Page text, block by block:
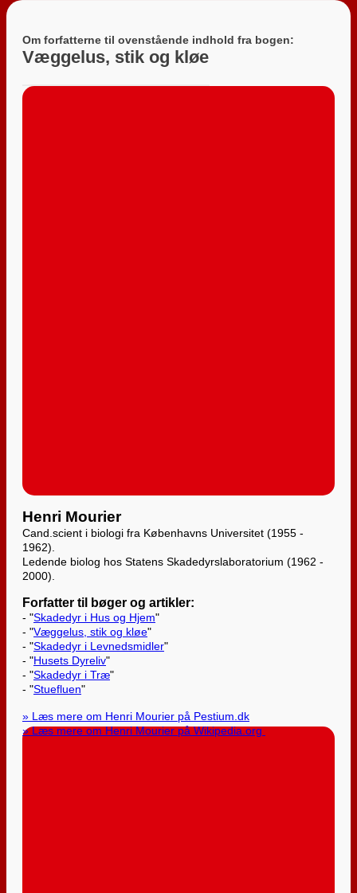
Om forfatterne til ovenstående indhold fra bogen:
Væggelus, stik og kløe
Henri Mourier
Cand.scient i biologi fra Københavns Universitet (1955 -
1962).
Ledende biolog hos Statens Skadedyrslaboratorium (1962 -
2000).
Forfatter til bøger og artikler:
- "Skadedyr i Hus og Hjem"
- "Væggelus, stik og kløe"
- "Skadedyr i Levnedsmidler"
- "Husets Dyreliv"
- "Skadedyr i Træ"
- "Stuefluen"
» Læs mere om Henri Mourier på Pestium.dk
» Læs mere om Henri Mourier på Wikipedia.org